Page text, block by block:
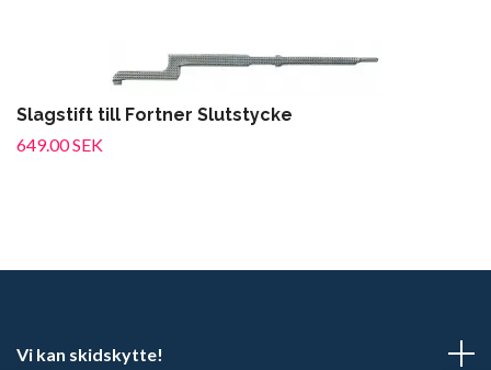
Slagstift till Fortner Slutstycke
649.00 SEK
Vi kan skidskytte!